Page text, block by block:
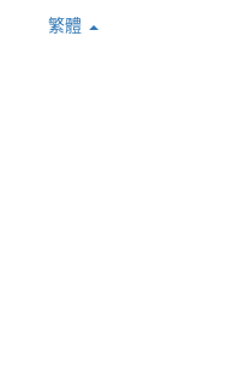
繁體